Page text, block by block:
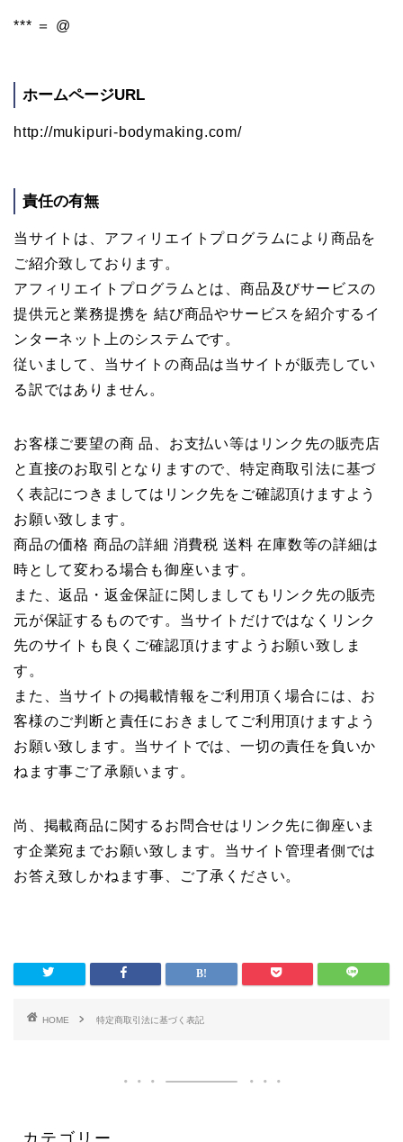
*** ＝ @
ホームページURL
http://mukipuri-bodymaking.com/
責任の有無
当サイトは、アフィリエイトプログラムにより商品を
ご紹介致しております。
アフィリエイトプログラムとは、商品及びサービスの
提供元と業務提携を 結び商品やサービスを紹介するイ
ンターネット上のシステムです。
従いまして、当サイトの商品は当サイトが販売してい
る訳ではありません。
お客様ご要望の商 品、お支払い等はリンク先の販売店
と直接のお取引となりますので、特定商取引法に基づ
く表記につきましてはリンク先をご確認頂けますよう
お願い致します。
商品の価格 商品の詳細 消費税 送料 在庫数等の詳細は
時として変わる場合も御座います。
また、返品・返金保証に関しましてもリンク先の販売
元が保証するものです。当サイトだけではなくリンク
先のサイトも良くご確認頂けますようお願い致しま
す。
また、当サイトの掲載情報をご利用頂く場合には、お
客様のご判断と責任におきましてご利用頂けますよう
お願い致します。当サイトでは、一切の責任を負いか
ねます事ご了承願います。
尚、掲載商品に関するお問合せはリンク先に御座いま
す企業宛までお願い致します。当サイト管理者側では
お答え致しかねます事、ご了承ください。
HOME 特定商取引法に基づく表記
カテゴリー